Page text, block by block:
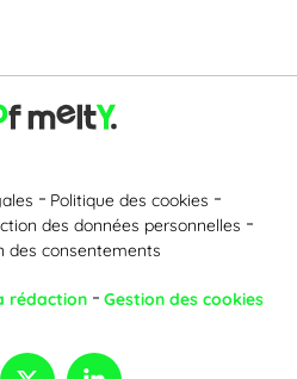
Politique des cookies
des données personnelles
des consentements
rédaction Gestion des cookies